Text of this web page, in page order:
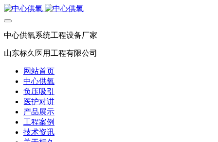
中心供氧系统工程设备厂家
山东标久医用工程有限公司
网站首页
中心供氧
负压吸引
医护对讲
产品展示
工程案例
技术资讯